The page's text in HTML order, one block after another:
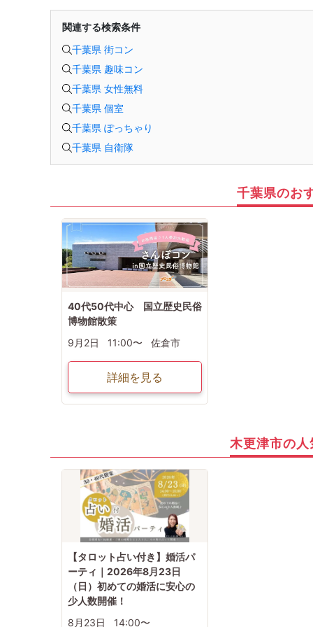
関連する検索条件
千葉県 街コン
千葉県 趣味コン
千葉県 女性無料
千葉県 個室
千葉県 ぽっちゃり
千葉県 自衛隊
千葉県のお
40代50代中心 国立歴史民俗
博物館散策
9月2日
11:00〜 佐倉市
詳細を見る
木更津市の
【タロット占い付き】婚活パ
ーティ｜2026年8月23日
（日）初めての婚活に安心の
少人数開催！
8月23日
14:00〜